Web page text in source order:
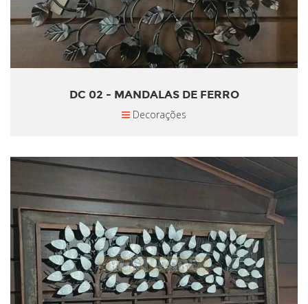
DC 02 - MANDALAS DE FERRO
Decorações